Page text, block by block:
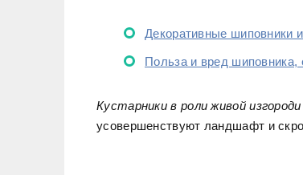
Декоративные шиповники
Польза и вред шиповника,
Кустарники в роли живой изгороди
усовершенствуют ландшафт и